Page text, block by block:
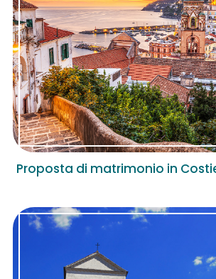
Proposta di matrimonio in